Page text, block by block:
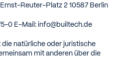
Ernst-Reuter-Platz 2 10587 Berlin
0 E-Mail: info@builtech.de
natürliche oder juristische
mit anderen über die